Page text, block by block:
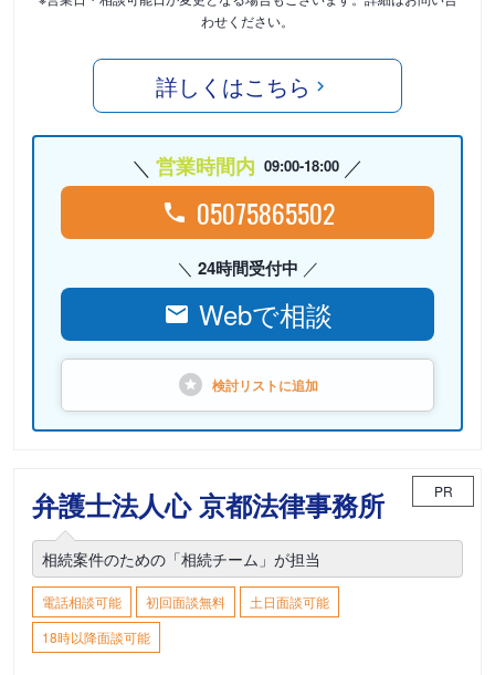
わせください。
詳しくはこちら
営業時間内 09:00-18:00
05075865502
24時間受付中
Webで相談
検討リストに追加
弁護士法人心 京都法律事務所 PR
相続案件のための「相続チーム」が担当
電話相談可能 初回面談無料
土日面談可能
18時以降面談可能